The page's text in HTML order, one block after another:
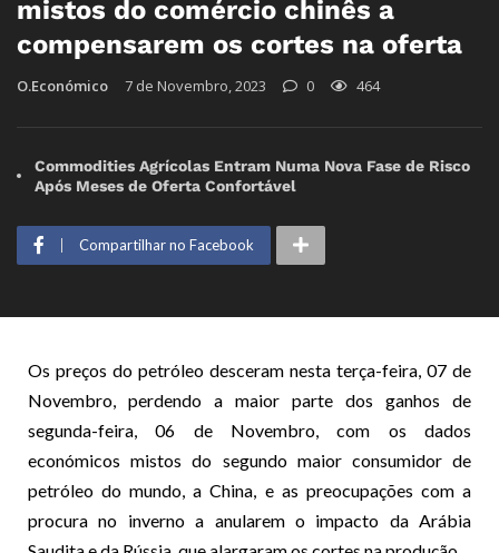
mistos do comércio chinês a
compensarem os cortes na oferta
O.Económico 7 de Novembro, 2023 0 464
Commodities Agrícolas Entram Numa Nova Fase de Risco
Após Meses de Oferta Confortável
Compartilhar no Facebook
Os preços do petróleo desceram nesta terça-feira, 07 de
Novembro, perdendo a maior parte dos ganhos de
segunda-feira, 06 de Novembro, com os dados
económicos mistos do segundo maior consumidor de
petróleo do mundo, a China, e as preocupações com a
procura no inverno a anularem o impacto da Arábia